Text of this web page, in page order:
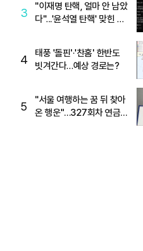
3
"이재명 탄핵, 얼마 안 남았
다"...'윤석열 탄핵' 맞힌 무
4
태풍 '돌핀'·'찬홈' 한반도
빗겨간다…예상 경로는?
5
"서울 여행하는 꿈 뒤 찾아
온 행운"…327회차 연금